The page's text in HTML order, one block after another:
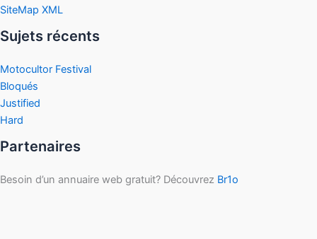
SiteMap XML
Sujets récents
Motocultor Festival
Bloqués
Justified
Hard
Partenaires
Besoin d’un annuaire web gratuit? Découvrez Br1o